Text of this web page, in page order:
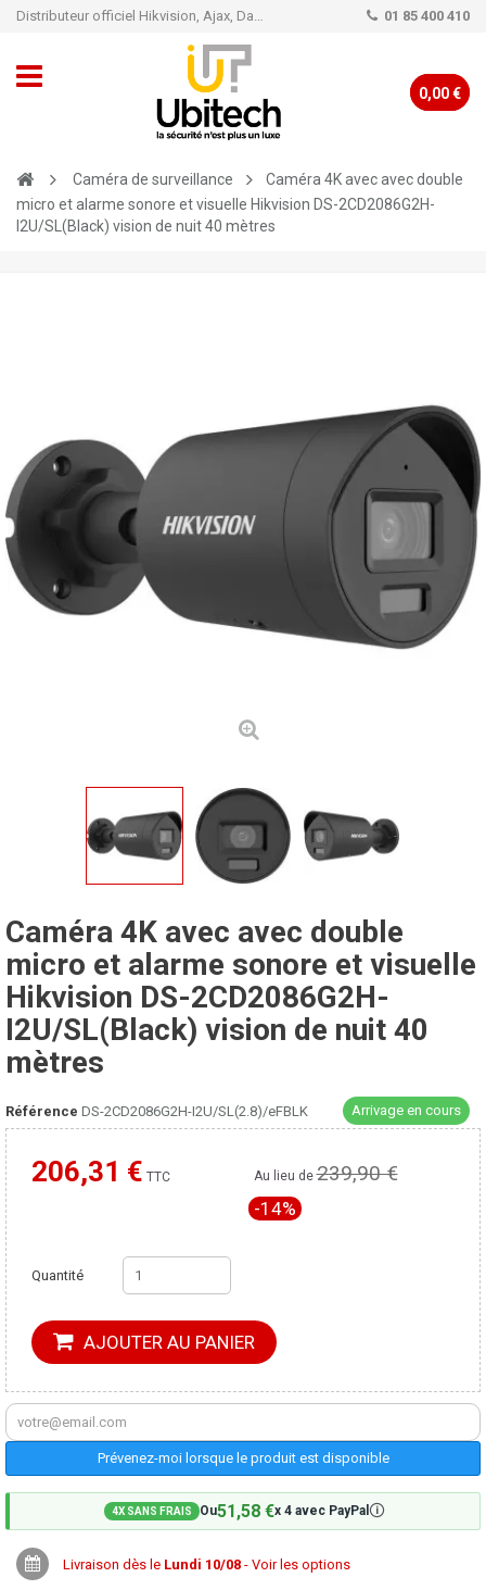
Distributeur officiel Hikvision, Ajax, Dahua, TP-Link - Caméra de vidéo surveillance - Alarme 01 85 400 410
0,00 €
Caméra de surveillance
Caméra 4K avec avec double
micro et alarme sonore et visuelle Hikvision DS-2CD2086G2H-
I2U/SL(Black) vision de nuit 40 mètres
Caméra 4K avec avec double
micro et alarme sonore et visuelle
Hikvision DS-2CD2086G2H-
I2U/SL(Black) vision de nuit 40
mètres
Référence DS-2CD2086G2H-I2U/SL(2.8)/eFBLK Arrivage en cours
206,31 € TTC
Moins cher ailleurs ? Au lieu de239,90 €
-14%
Quantité
AJOUTER AU PANIER
Prévenez-moi lorsque le produit est disponible
4X SANS FRAIS Ou51,58 €x 4 avec PayPal 🛈
Livraison dès le Lundi 10/08 - Voir les options